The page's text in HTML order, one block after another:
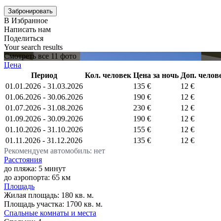
В Избранное
Написать нам
Поделиться
Your search results
Смотреть все 11 фото
Цена
Период
Кол. человек Цена за ночь Доп.
01.01.2026 - 31.03.2026
135 €
12 €
01.06.2026 - 30.06.2026
190 €
12 €
01.07.2026 - 31.08.2026
230 €
12 €
01.09.2026 - 30.09.2026
190 €
12 €
01.10.2026 - 31.10.2026
155 €
12 €
01.11.2026 - 31.12.2026
135 €
12 €
Рекомендуем автомобиль: нет
Расстояния
до пляжа: 5 минут
до аэропорта: 65 км
Площадь
Жилая площадь: 180 кв. м.
Площадь участка: 1700 кв. м.
Спальные комнаты и места